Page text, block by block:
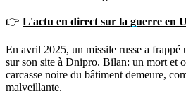
👉 L'actu en direct sur la guerre en
En avril 2025, un missile russe a frappé
sur son site à Dnipro. Bilan: un mort et
carcasse noire du bâtiment demeure,
malveillante.